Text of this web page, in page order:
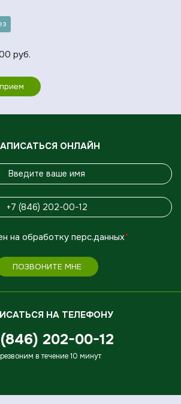
руб.
ОНЛАЙН
на обработку перс.данных*
ПОЗВОНИТЕ МНЕ
НА ТЕЛЕФОНУ
202-00-12
в течение 10 минут